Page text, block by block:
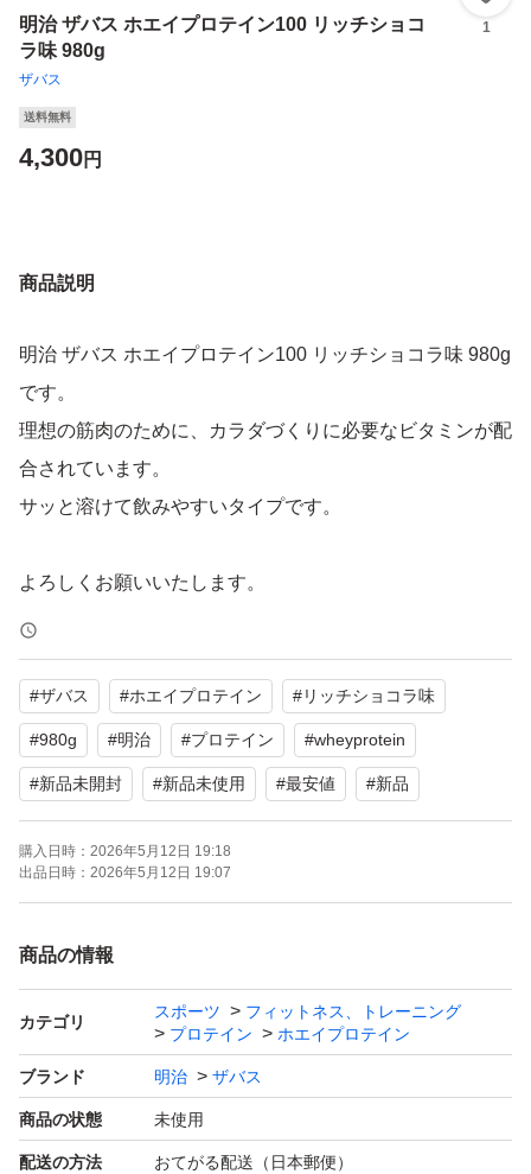
明治 ザバス ホエイプロテイン100 リッチショコ
ラ味 980g
ザバス
1
送料無料
4,300円
商品説明
明治 ザバス ホエイプロテイン100 リッチショコラ味 980g
です。
理想の筋肉のために、カラダづくりに必要なビタミンが配
合されています。
サッと溶けて飲みやすいタイプです。
よろしくお願いいたします。
#ザバス #ホエイプロテイン #リッチショコラ味
#980g #明治 #プロテイン #wheyprotein
#新品未開封 #新品未使用 #最安値 #新品
購入日時： 2026年5月12日 19:18
出品日時： 2026年5月12日 19:07
商品の情報
カテゴリ
スポーツ
フィットネス、トレーニング
プロテイン
ホエイプロテイン
ブランド 明治 ザバス
商品の状態 未使用
配送の方法 おてがる配送（日本郵便）